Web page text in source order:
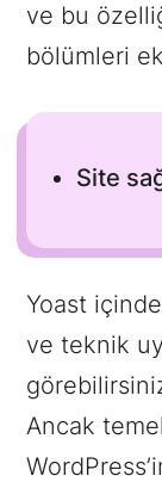
ve bu
bölümleri
Site
Yoast
ve teknik
Ancak